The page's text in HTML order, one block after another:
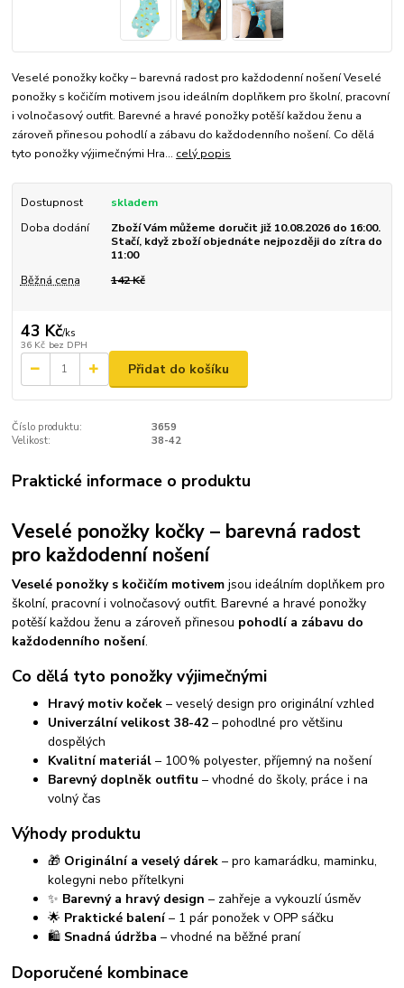
Veselé ponožky kočky – barevná radost pro každodenní nošení Veselé
ponožky s kočičím motivem jsou ideálním doplňkem pro školní, pracovní
i volnočasový outfit. Barevné a hravé ponožky potěší každou ženu a
zároveň přinesou pohodlí a zábavu do každodenního nošení. Co dělá
tyto ponožky výjimečnými Hra... celý popis
Dostupnost
skladem
Doba dodání
Zboží Vám můžeme doručit již 10.08.2026 do 16:00.
Stačí, když zboží objednáte nejpozději do zítra do
11:00
Běžná cena
142 Kč
43 Kč/ks
36 Kč bez DPH
Přidat do košíku
Číslo produktu:
3659
Velikost:
38-42
Praktické informace o produktu
Veselé ponožky kočky – barevná radost
pro každodenní nošení
Veselé ponožky s kočičím motivem jsou ideálním doplňkem pro
školní, pracovní i volnočasový outfit. Barevné a hravé ponožky
potěší každou ženu a zároveň přinesou pohodlí a zábavu do
každodenního nošení.
Co dělá tyto ponožky výjimečnými
Hravý motiv koček – veselý design pro originální vzhled
Univerzální velikost 38-42 – pohodlné pro většinu
dospělých
Kvalitní materiál – 100 % polyester, příjemný na nošení
Barevný doplněk outfitu – vhodné do školy, práce i na
volný čas
Výhody produktu
🎁 Originální a veselý dárek – pro kamarádku, maminku,
kolegyni nebo přítelkyni
✨ Barevný a hravý design – zahřeje a vykouzlí úsměv
🌟 Praktické balení– 1 pár ponožek v OPP sáčku
🛍️ Snadná údržba – vhodné na běžné praní
Doporučené kombinace